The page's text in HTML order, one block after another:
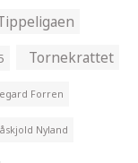
Tornekrattet
Forren
Nyland